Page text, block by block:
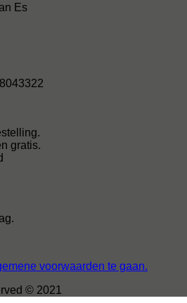
Es
gratis.
voorwaarden te gaan.
© 2021